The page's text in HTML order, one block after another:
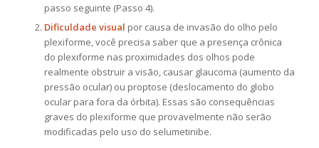
passo seguinte (Passo 4).
Dificuldade visual por causa de invasão do olho pelo
plexiforme, você precisa saber que a presença crônica
do plexiforme nas proximidades dos olhos pode
realmente obstruir a visão, causar glaucoma (aumento da
pressão ocular) ou proptose (deslocamento do globo
ocular para fora da órbita). Essas são consequências
graves do plexiforme que provavelmente não serão
modificadas pelo uso do selumetinibe.